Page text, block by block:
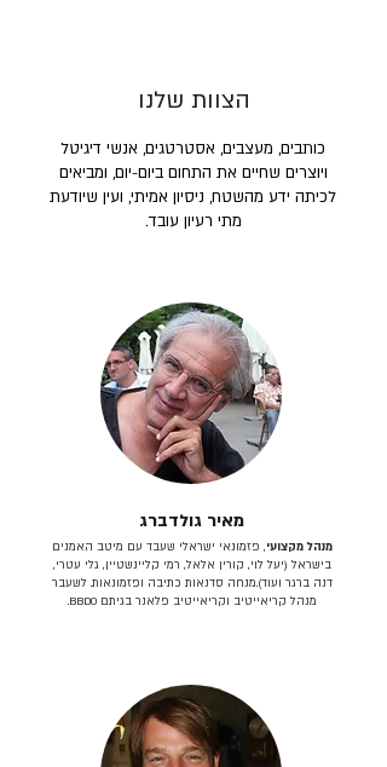
הצוות שלנו
כותבים, מעצבים, אסטרטגים, אנשי דיגיטל
ויוצרים שחיים את התחום ביום-יום, ומביאים
לכיתה ידע מהשטח, ניסיון אמיתי, ועין שיודעת
מתי רעיון עובד.
מאיר גולדברג
מנהל מקצועי, פזמונאי ישראלי שעבד עם מיטב האמנים
בישראל (יעל לוי, קורין אלאל, רמי קליינשטיין, גלי עטרי,
דנה ברגר ועוד).מנחה סדנאות כתיבה ופזמונאות. לשעבר
מנהל קריאייטיב וקריאייטיב פלאנר בגיתם BBDO.